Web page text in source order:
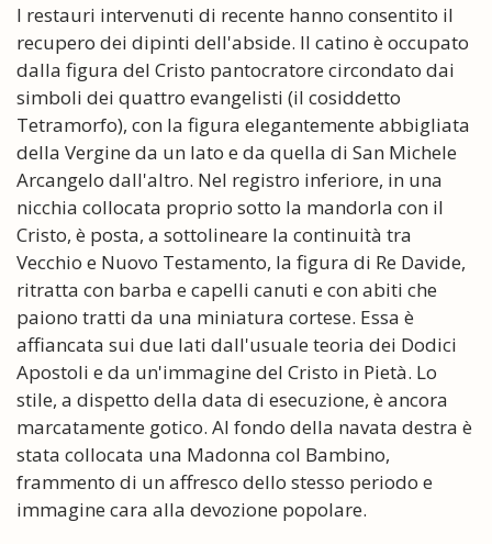
I restauri intervenuti di recente hanno consentito il
recupero dei dipinti dell'abside. Il catino è occupato
dalla figura del Cristo pantocratore circondato dai
simboli dei quattro evangelisti (il cosiddetto
Tetramorfo), con la figura elegantemente abbigliata
della Vergine da un lato e da quella di San Michele
Arcangelo dall'altro. Nel registro inferiore, in una
nicchia collocata proprio sotto la mandorla con il
Cristo, è posta, a sottolineare la continuità tra
Vecchio e Nuovo Testamento, la figura di Re Davide,
ritratta con barba e capelli canuti e con abiti che
paiono tratti da una miniatura cortese. Essa è
affiancata sui due lati dall'usuale teoria dei Dodici
Apostoli e da un'immagine del Cristo in Pietà. Lo
stile, a dispetto della data di esecuzione, è ancora
marcatamente gotico. Al fondo della navata destra è
stata collocata una Madonna col Bambino,
frammento di un affresco dello stesso periodo e
immagine cara alla devozione popolare.